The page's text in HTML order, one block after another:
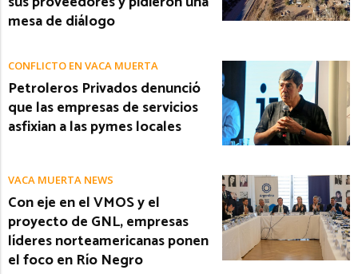
mesa de diálogo
CONFLICTO EN VACA MUERTA
Petroleros Privados denunció
que las empresas de servicios
asfixian a las pymes locales
VACA MUERTA NEWS
Con eje en el VMOS y el
proyecto de GNL, empresas
líderes norteamericanas ponen
el foco en Río Negro